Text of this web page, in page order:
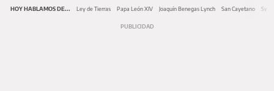
HOY HABLAMOS DE... Ley de Tierras Papa León XIV Joaquín Benegas Lynch San Cayetano